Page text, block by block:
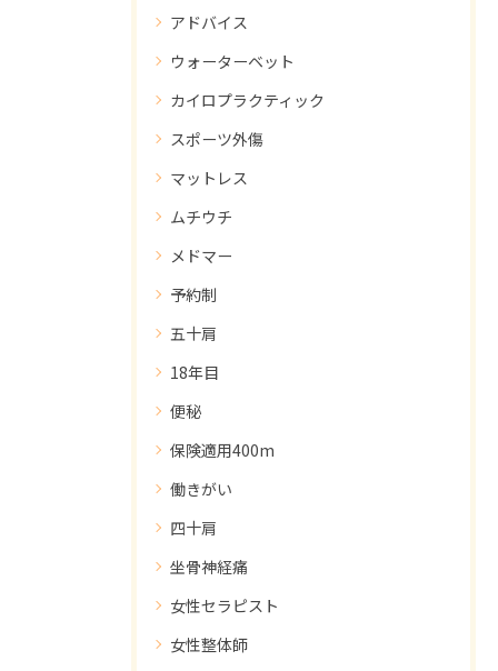
アドバイス
ウォーターベット
カイロプラクティック
スポーツ外傷
マットレス
ムチウチ
メドマー
予約制
五十肩
18年目
便秘
保険適用400m
働きがい
四十肩
坐骨神経痛
女性セラピスト
女性整体師